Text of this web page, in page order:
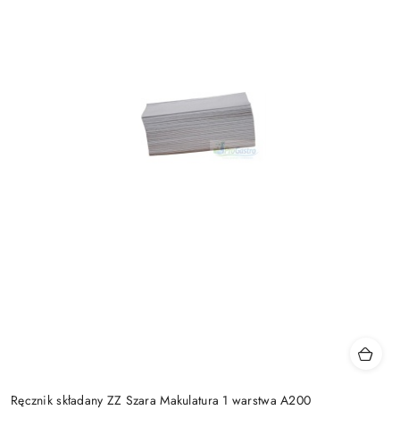
Ręcznik składany ZZ Szara Makulatura 1 warstwa A200